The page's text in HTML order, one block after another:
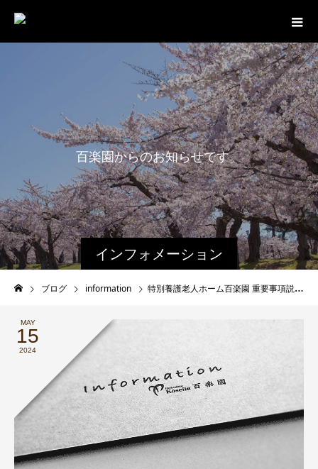
インフォメーション
百楽園からのお知らせです。
ブログ information 特別養護老人ホーム百楽園 重要事項説明書
MAY
15
2024